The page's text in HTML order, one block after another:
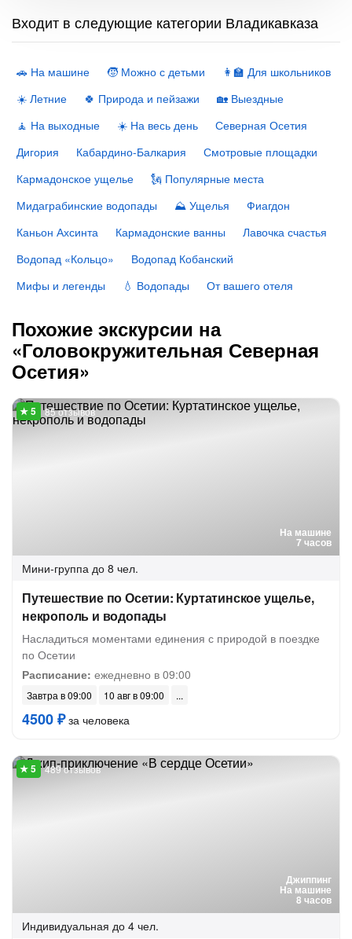
Входит в следующие категории Владикавказа
🚗 На машине 🧒 Можно с детьми
👩‍🏫 Для школьников
☀️ Летние
🍀 Природа и пейзажи
🏡 Выездные
🧘 На выходные
☀️ На весь день
Северная Осетия
Дигория
Кабардино-Балкария
Смотровые площадки
Кармадонское ущелье
🗽 Популярные места
Мидаграбинские водопады
⛰️ Ущелья
Фиагдон
Каньон Ахсинта
Кармадонские ванны
Лавочка счастья
Водопад «Кольцо»
Водопад Кобанский
Мифы и легенды
💧 Водопады От вашего отеля
Похожие экскурсии на
«Головокружительная Северная
Осетия»
На машине
7 часов
85 отзывов
Мини-группа до 8 чел.
Путешествие по Осетии: Куртатинское ущелье,
некрополь и водопады
Насладиться моментами единения с природой в поездке
по Осетии
Расписание: ежедневно в 09:00
Завтра в 09:00 10 авг в 09:00
4500 ₽за человека
Джиппинг
На машине
8 часов
489 отзывов
Индивидуальная до 4 чел.